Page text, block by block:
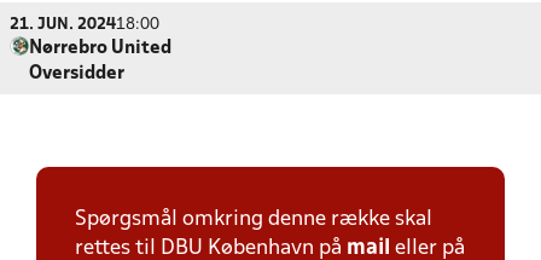
21. JUN. 202418:00
Nørrebro United
Oversidder
Spørgsmål omkring denne række skal
rettes til DBU København på mail eller på